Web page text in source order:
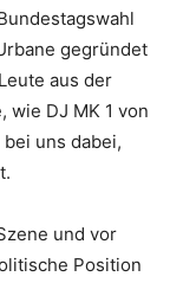
gegründet
aus der
wie DJ MK 1 von
uns dabei,
und vor
Position